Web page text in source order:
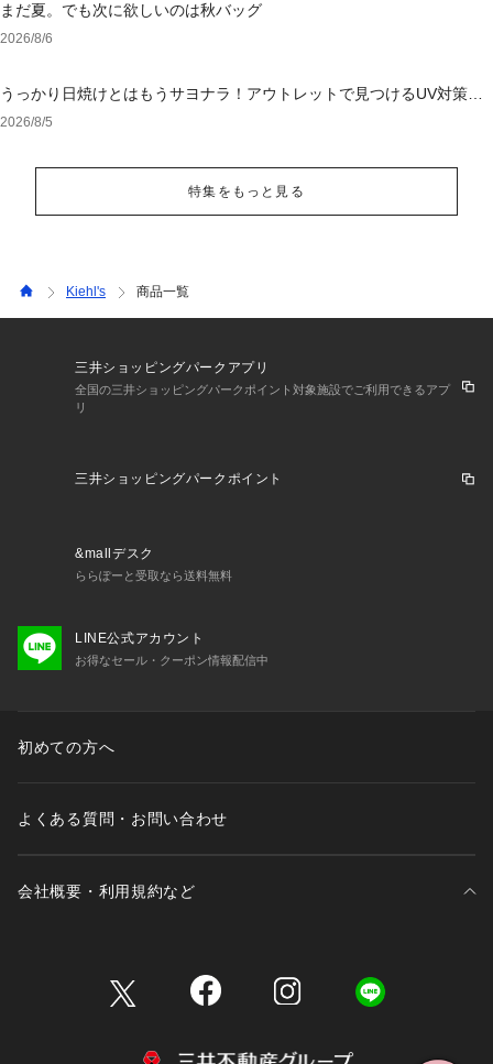
まだ夏。でも次に欲しいのは秋バッグ
2026/8/6
うっかり日焼けとはもうサヨナラ！アウトレットで見つけるUV対策ウ
ェア
2026/8/5
特集をもっと見る
Kiehl's 商品一覧
三井ショッピングパークアプリ
全国の三井ショッピングパークポイント対象施設でご利用できるアプ
リ
三井ショッピングパークポイント
&mallデスク
ららぽーと受取なら送料無料
LINE公式アカウント
お得なセール・クーポン情報配信中
初めての方へ
よくある質問・お問い合わせ
会社概要・利用規約など